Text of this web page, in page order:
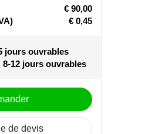
€ 90,00
€ 0,45
jours ouvrables
8-12 jours ouvrables
de devis